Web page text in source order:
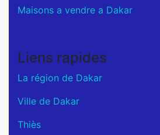
Maisons a vendre a Dakar
Liens rapides
La région de Dakar
Ville de Dakar
Thiès